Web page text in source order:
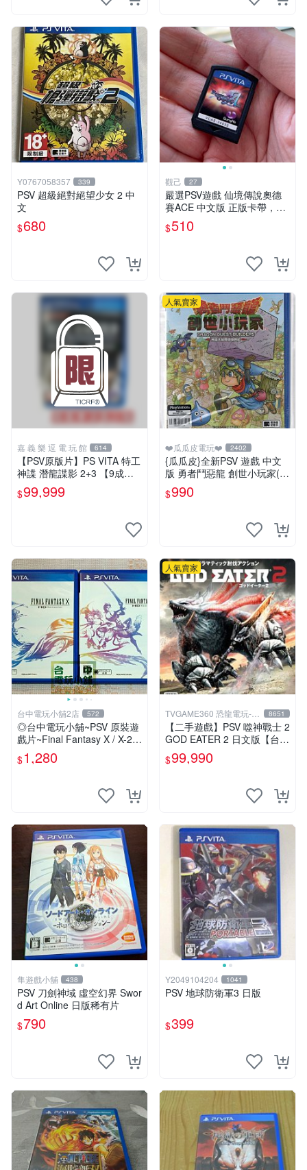
Y0767058357 339
PSV 超級絕對絕望少女 2 中
文
$680
觀己 27
嚴選PSV遊戲 仙境傳說奧德
賽ACE 中文版 正版卡帶，讀
盤順暢 盤面乾淨 合適收藏或
自用 PSV 主機 游戲卡帶 仙境
$510
嘉 義 樂 逗 電 玩 館 614
【PSV原版片】PS VITA 特工
神諜 潛龍諜影 2+3 【9成
新】✪中古二手✪嘉義樂逗電
玩館
$99,999
人氣賣家
❤️瓜瓜皮電玩❤️ 2402
{瓜瓜皮}全新PSV 遊戲 中文
版 勇者鬥惡龍 創世小玩家(遊
戲都有回收)
$990
台中電玩小舖2店 572
◎台中電玩小舖~PSV 原裝遊
戲片~Final Fantasy X / X-2 H
D 太空戰士 10 / 10-2
$1,280
人氣賣家
TVGAME360 恐龍電玩-台
中店
8651
【二手遊戲】PSV 噬神戰士 2
GOD EATER 2 日文版【台中
恐龍電玩】
$99,990
隼遊戲小舖 438
PSV 刀劍神域 虛空幻界 Swor
d Art Online 日版稀有片
$790
Y2049104204 1041
PSV 地球防衛軍3 日版
$399